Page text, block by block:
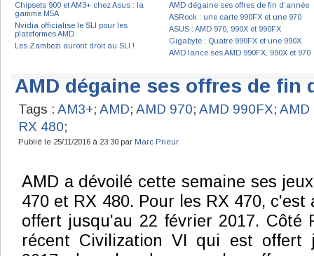
Chipsets 900 et AM3+ chez Asus : la
gamme M5A
Nvidia officialise le SLI pour les
plateformes AMD
Les Zambezi auront droit au SLI !
AMD dégaine ses offres de fin d'année
ASRock : une carte 990FX et une 970
ASUS : AMD 970, 990X et 990FX
Gigabyte : Quatre 990FX et une 990X
AMD lance ses AMD 990FX, 990X et 970
AMD dégaine ses offres de fin
Tags : AM3+; AMD; AMD 970; AMD 990FX; AMD
RX 480;
Publié le 25/11/2016 à 23:30 par Marc Prieur
AMD a dévoilé cette semaine ses
470 et RX 480. Pour les RX 470,
offert jusqu'au 22 février 2017. Côté
récent Civilization VI qui est offert